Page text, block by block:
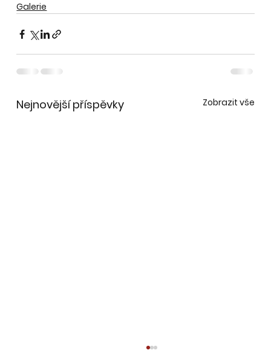
Galerie
Nejnovější příspěvky Zobrazit vše